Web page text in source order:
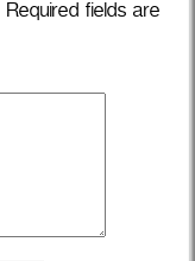
Required fields are